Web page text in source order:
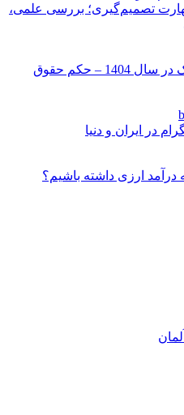
مهارت تصمیم‌گیری؛ بررسی علمی،
مقایسه درآمد معلم و پزشک در سال 1404 – حکم حقوق
در ایران و دنیا
درآمد ارزی داشته باشیم؟